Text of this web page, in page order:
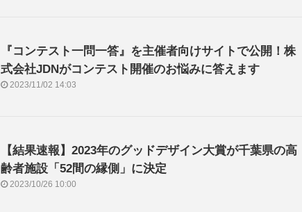
『コンテスト一問一答』を主催者向けサイトで公開！株
式会社JDNがコンテスト開催のお悩みに答えます
2023/11/02 14:03
【結果速報】2023年のグッドデザイン大賞が千葉県の高
齢者施設「52間の縁側」に決定
2023/10/26 10:00